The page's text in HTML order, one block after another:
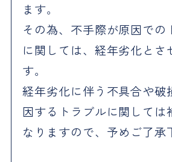
ます。
その為、不手際が原因での
に関しては、経年劣化とさ
す。
経年劣化に伴う不具合や破
因するトラブルに関しては
なりますので、予めご了承